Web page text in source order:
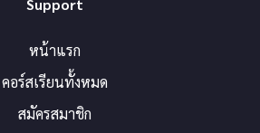
Support
หน้าแรก
คอร์สเรียนทั้งหมด
สมัครสมาชิก